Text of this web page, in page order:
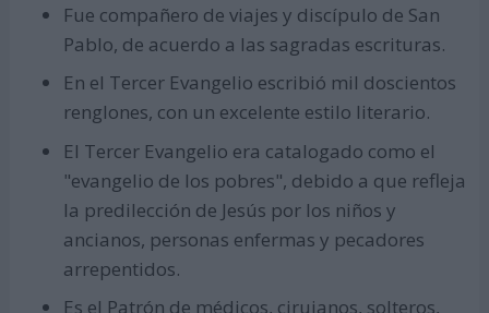
Fue compañero de viajes y discípulo de San
Pablo, de acuerdo a las sagradas escrituras.
En el Tercer Evangelio escribió mil doscientos
renglones, con un excelente estilo literario.
El Tercer Evangelio era catalogado como el
"evangelio de los pobres", debido a que refleja
la predilección de Jesús por los niños y
ancianos, personas enfermas y pecadores
arrepentidos.
Es el Patrón de médicos, cirujanos, solteros,